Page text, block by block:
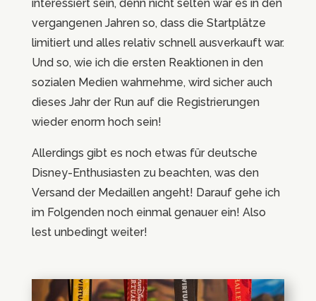
interessiert sein, denn nicht selten war es in den
vergangenen Jahren so, dass die Startplätze
limitiert und alles relativ schnell ausverkauft war.
Und so, wie ich die ersten Reaktionen in den
sozialen Medien wahrnehme, wird sicher auch
dieses Jahr der Run auf die Registrierungen
wieder enorm hoch sein!
Allerdings gibt es noch etwas für deutsche
Disney-Enthusiasten zu beachten, was den
Versand der Medaillen angeht! Darauf gehe ich
im Folgenden noch einmal genauer ein! Also
lest unbedingt weiter!